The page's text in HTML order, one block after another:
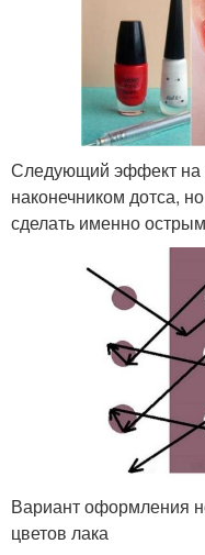
Следующий эффект на
наконечником дотса,
сделать именно
Вариант оформления
цветов лака